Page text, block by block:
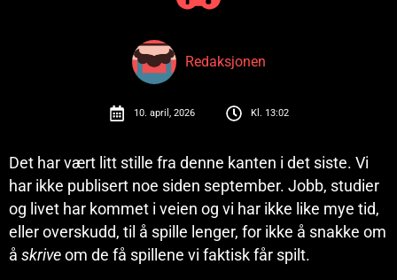
Redaksjonen
10. april, 2026 Kl. 13:02
Det har vært litt stille fra denne kanten i det siste. Vi
har ikke publisert noe siden september. Jobb, studier
og livet har kommet i veien og vi har ikke like mye tid,
eller overskudd, til å spille lenger, for ikke å snakke om
å skriveom de få spillene vi faktisk får spilt.